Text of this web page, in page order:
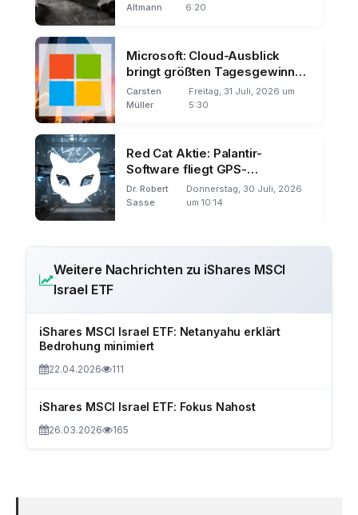
Altmann
6:20
Microsoft: Cloud-Ausblick
bringt größten Tagesgewinn
der Börsengeschichte
Carsten
Müller
Freitag, 31 Juli, 2026 um
5:30
Red Cat Aktie: Palantir-
Software fliegt GPS-
unabhängig
Dr. Robert
Sasse
Donnerstag, 30 Juli, 2026
um 10:14
Weitere Nachrichten zu iShares MSCI
Israel ETF
iShares MSCI Israel ETF: Netanyahu erklärt
Bedrohung minimiert
22.04.2026 111
iShares MSCI Israel ETF: Fokus Nahost
26.03.2026 165